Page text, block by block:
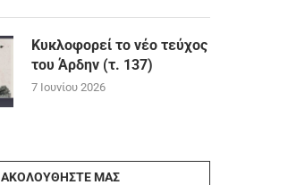
Κυκλοφορεί το νέο τεύχος
του Άρδην (τ. 137)
7 Ιουνίου 2026
ΑΚΟΛΟΥΘΉΣΤΕ ΜΑΣ